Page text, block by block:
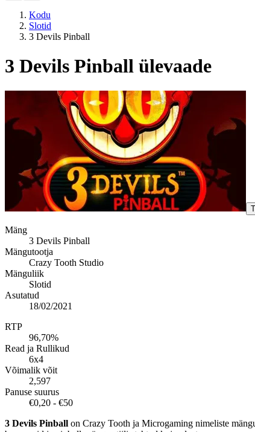
Kodu
Slotid
3 Devils Pinball
3 Devils Pinball ülevaade
Mäng
3 Devils Pinball
Mängutootja
Crazy Tooth Studio
Mänguliik
Slotid
Asutatud
18/02/2021
RTP
96,70%
Read ja Rullikud
6x4
Võimalik võit
2,597
Panuse suurus
€0,20 - €50
3 Devils Pinball on Crazy Tooth ja Microgaming nimeliste